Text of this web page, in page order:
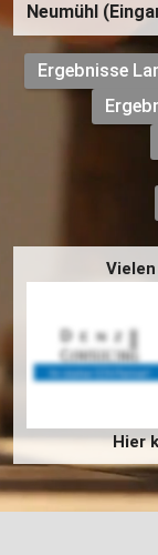
Neumühl
Ergebnisse
Hier